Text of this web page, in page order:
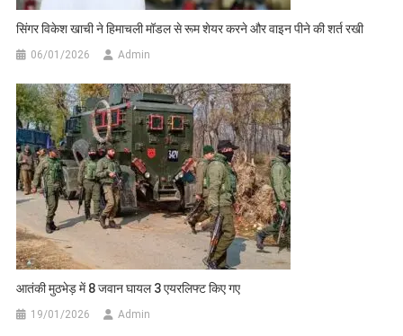
सिंगर विकेश खाची ने हिमाचली मॉडल से रूम शेयर करने और वाइन पीने की शर्त रखी
06/01/2026 Admin
आतंकी मुठभेड़ में 8 जवान घायल 3 एयरलिफ्ट किए गए
19/01/2026 Admin